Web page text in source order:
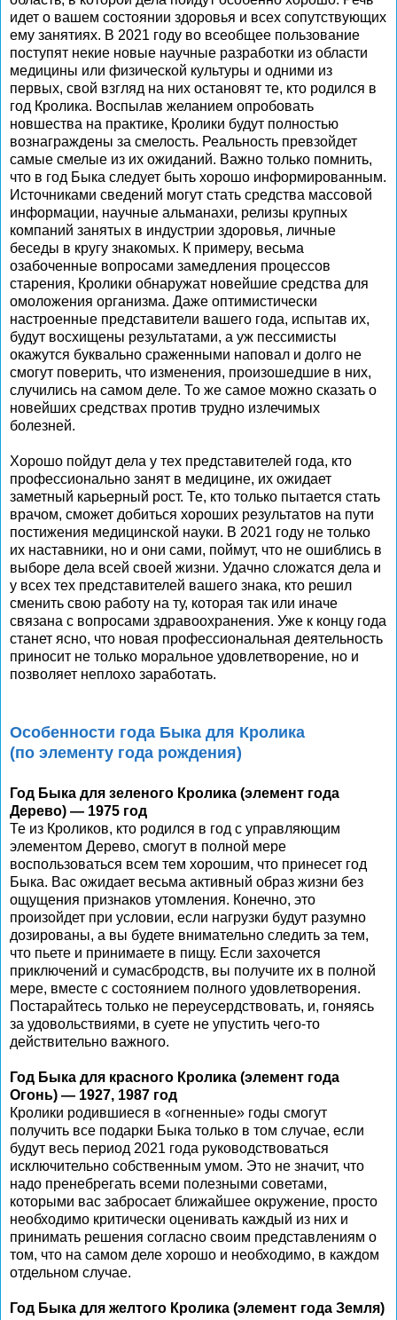
идет о вашем состоянии здоровья и всех сопутствующих
ему занятиях. В 2021 году во всеобщее пользование
поступят некие новые научные разработки из области
медицины или физической культуры и одними из
первых, свой взгляд на них остановят те, кто родился в
год Кролика. Воспылав желанием опробовать
новшества на практике, Кролики будут полностью
вознаграждены за смелость. Реальность превзойдет
самые смелые из их ожиданий. Важно только помнить,
что в год Быка следует быть хорошо информированным.
Источниками сведений могут стать средства массовой
информации, научные альманахи, релизы крупных
компаний занятых в индустрии здоровья, личные
беседы в кругу знакомых. К примеру, весьма
озабоченные вопросами замедления процессов
старения, Кролики обнаружат новейшие средства для
омоложения организма. Даже оптимистически
настроенные представители вашего года, испытав их,
будут восхищены результатами, а уж пессимисты
окажутся буквально сраженными наповал и долго не
смогут поверить, что изменения, произошедшие в них,
случились на самом деле. То же самое можно сказать о
новейших средствах против трудно излечимых
болезней.
Хорошо пойдут дела у тех представителей года, кто
профессионально занят в медицине, их ожидает
заметный карьерный рост. Те, кто только пытается стать
врачом, сможет добиться хороших результатов на пути
постижения медицинской науки. В 2021 году не только
их наставники, но и они сами, поймут, что не ошиблись в
выборе дела всей своей жизни. Удачно сложатся дела и
у всех тех представителей вашего знака, кто решил
сменить свою работу на ту, которая так или иначе
связана с вопросами здравоохранения. Уже к концу года
станет ясно, что новая профессиональная деятельность
приносит не только моральное удовлетворение, но и
позволяет неплохо заработать.
Особенности года Быка для Кролика
(по элементу года рождения)
Год Быка для зеленого Кролика (элемент года
Дерево) — 1975 год
Те из Кроликов, кто родился в год с управляющим
элементом Дерево, смогут в полной мере
воспользоваться всем тем хорошим, что принесет год
Быка. Вас ожидает весьма активный образ жизни без
ощущения признаков утомления. Конечно, это
произойдет при условии, если нагрузки будут разумно
дозированы, а вы будете внимательно следить за тем,
что пьете и принимаете в пищу. Если захочется
приключений и сумасбродств, вы получите их в полной
мере, вместе с состоянием полного удовлетворения.
Постарайтесь только не переусердствовать, и, гоняясь
за удовольствиями, в суете не упустить чего-то
действительно важного.
Год Быка для красного Кролика (элемент года
Огонь) — 1927, 1987 год
Кролики родившиеся в «огненные» годы смогут
получить все подарки Быка только в том случае, если
будут весь период 2021 года руководствоваться
исключительно собственным умом. Это не значит, что
надо пренебрегать всеми полезными советами,
которыми вас забросает ближайшее окружение, просто
необходимо критически оценивать каждый из них и
принимать решения согласно своим представлениям о
том, что на самом деле хорошо и необходимо, в каждом
отдельном случае.
Год Быка для желтого Кролика (элемент года Земля)